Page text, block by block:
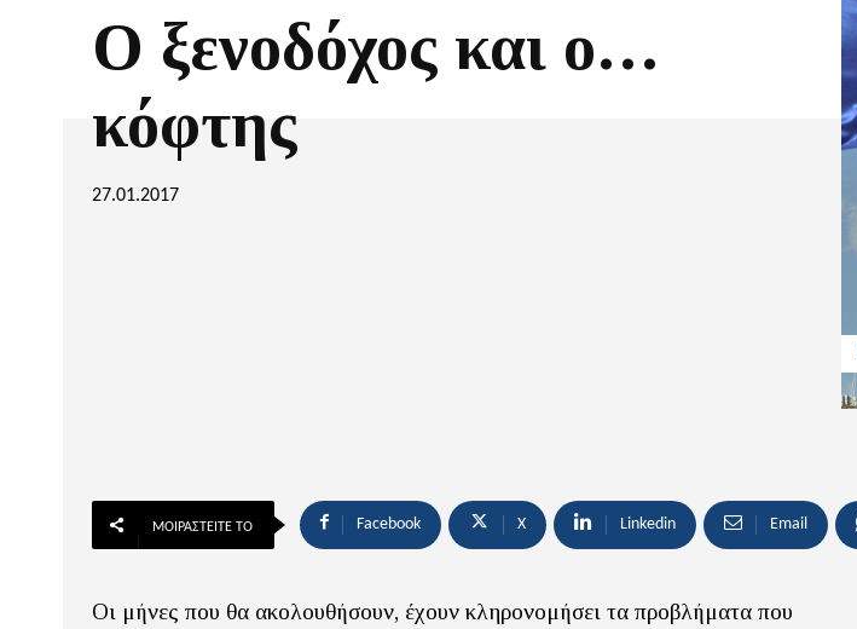
Ο ξενοδόχος και ο…
κόφτης
27.01.2017
ΜΟΙΡΑΣΤΕΊΤΕ ΤΟ Facebook X Linkedin Email
Οι μήνες που θα ακολουθήσουν, έχουν κληρονομήσει τα προβλήματα που